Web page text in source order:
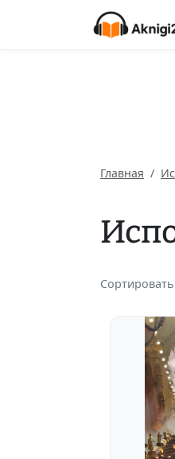
Главная